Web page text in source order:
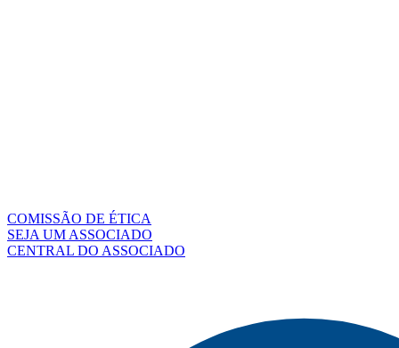
COMISSÃO DE ÉTICA
SEJA UM ASSOCIADO
CENTRAL DO ASSOCIADO